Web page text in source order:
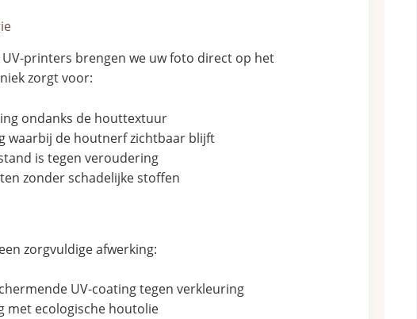
printers brengen we uw foto direct op het
zorgt voor:
ondanks de houttextuur
waarbij de houtnerf zichtbaar blijft
is tegen veroudering
zonder schadelijke stoffen
zorgvuldige afwerking:
UV-coating tegen verkleuring
met ecologische houtolie